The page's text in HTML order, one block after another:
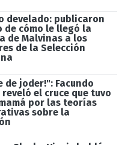
develado: publicaron
de cómo le llegó la
de Malvinas a los
de la Selección
de joder!": Facundo
el cruce que tuvo
por las teorías
sobre la